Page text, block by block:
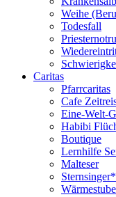
Weihe
Todesfall
Caritas
Pfarrcaritas
Cafe
Eine-Welt-
Habibi
Boutique
Lernhilfe
Malteser
Wärmestube